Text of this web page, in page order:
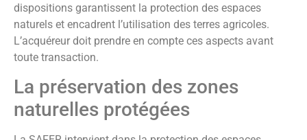
dispositions garantissent la protection des espaces
naturels et encadrent l’utilisation des terres agricoles.
L’acquéreur doit prendre en compte ces aspects avant
toute transaction.
La préservation des zones
naturelles protégées